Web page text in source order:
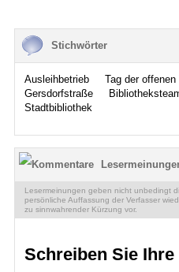
Stichwörter
Ausleihbetrieb Tag der offenen
Gersdorfstraße
Stadtbibliothek
Lesermeinungen geben nicht unbedingt
persönliche Auffassung der Verfasser
zu sinnwahrender Kürzung vor.
Schreiben Sie Ihre